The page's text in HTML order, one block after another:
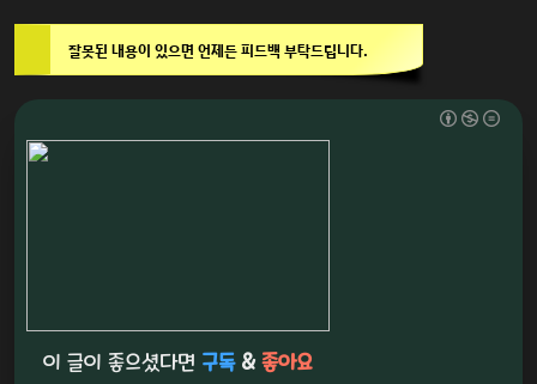
잘못된 내용이 있으면 언제든 피드백 부탁드립니다.
이 글이 좋으셨다면 구독& 좋아요